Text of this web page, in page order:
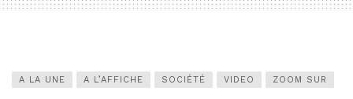
A LA UNE A L’AFFICHE SOCIÉTÉ VIDEO ZOOM SUR